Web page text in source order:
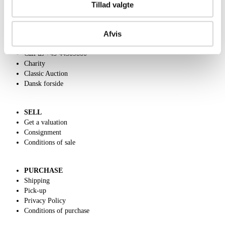
Tillad valgte
Afvis
Call us +45 44509800
Charity
Classic Auction
Dansk forside
SELL
Get a valuation
Consignment
Conditions of sale
PURCHASE
Shipping
Pick-up
Privacy Policy
Conditions of purchase